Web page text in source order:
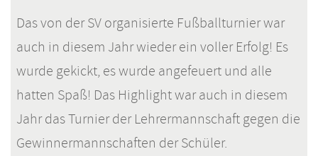
Das von der SV organisierte Fußballturnier war
auch in diesem Jahr wieder ein voller Erfolg! Es
wurde gekickt, es wurde angefeuert und alle
hatten Spaß! Das Highlight war auch in diesem
Jahr das Turnier der Lehrermannschaft gegen die
Gewinnermannschaften der Schüler.